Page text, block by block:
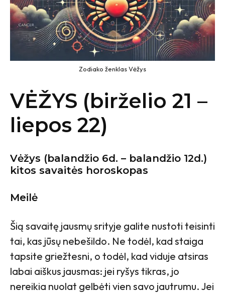
Zodiako ženklas Vėžys
VĖŽYS (birželio 21 –
liepos 22)
Vėžys (balandžio 6d. – balandžio 12d.)
kitos savaitės horoskopas
Meilė
Šią savaitę jausmų srityje galite nustoti teisinti
tai, kas jūsų nebešildo. Ne todėl, kad staiga
tapsite griežtesni, o todėl, kad viduje atsiras
labai aiškus jausmas: jei ryšys tikras, jo
nereikia nuolat gelbėti vien savo jautrumu. Jei